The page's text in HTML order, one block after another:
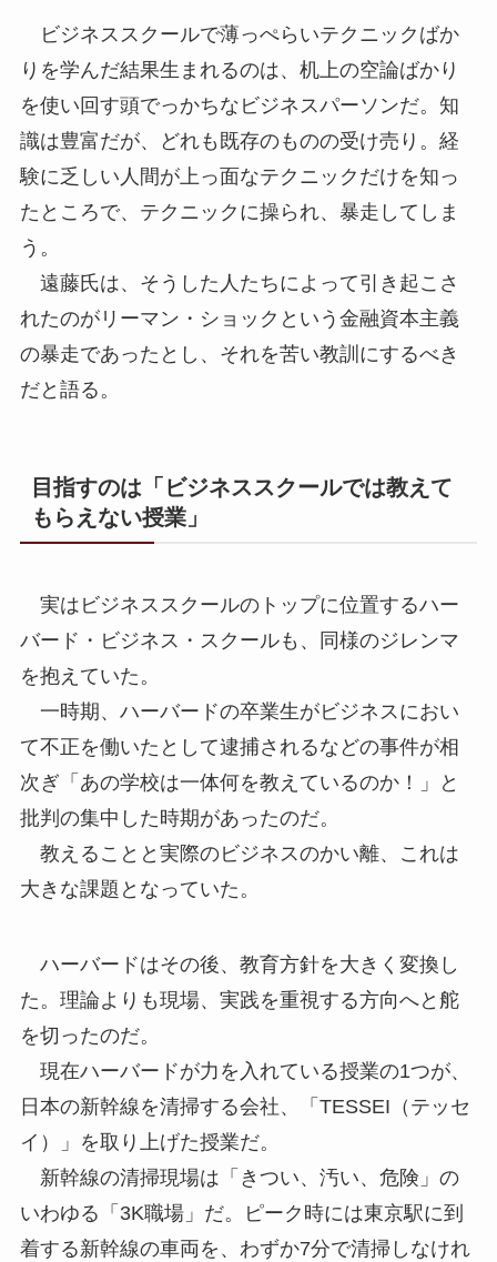
ビジネススクールで薄っぺらいテクニックばか
りを学んだ結果生まれるのは、机上の空論ばかり
を使い回す頭でっかちなビジネスパーソンだ。知
識は豊富だが、どれも既存のものの受け売り。経
験に乏しい人間が上っ面なテクニックだけを知っ
たところで、テクニックに操られ、暴走してしま
う。
遠藤氏は、そうした人たちによって引き起こさ
れたのがリーマン・ショックという金融資本主義
の暴走であったとし、それを苦い教訓にするべき
だと語る。
目指すのは「ビジネススクールでは教えて
もらえない授業」
実はビジネススクールのトップに位置するハー
バード・ビジネス・スクールも、同様のジレンマ
を抱えていた。
一時期、ハーバードの卒業生がビジネスにおい
て不正を働いたとして逮捕されるなどの事件が相
次ぎ「あの学校は一体何を教えているのか！」と
批判の集中した時期があったのだ。
教えることと実際のビジネスのかい離、これは
大きな課題となっていた。
ハーバードはその後、教育方針を大きく変換し
た。理論よりも現場、実践を重視する方向へと舵
を切ったのだ。
現在ハーバードが力を入れている授業の1つが、
日本の新幹線を清掃する会社、「TESSEI（テッセ
イ）」を取り上げた授業だ。
新幹線の清掃現場は「きつい、汚い、危険」の
いわゆる「3K職場」だ。ピーク時には東京駅に到
着する新幹線の車両を、わずか7分で清掃しなけれ